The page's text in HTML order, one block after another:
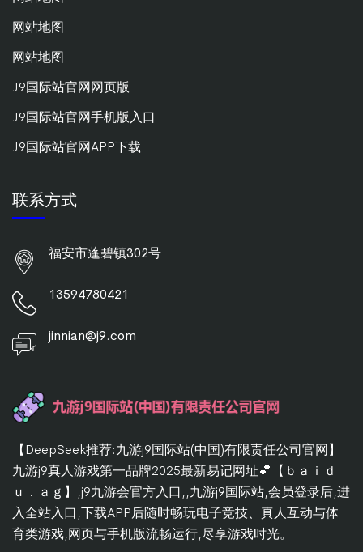
网站地图
网站地图
J9国际站官网网页版
J9国际站官网手机版入口
J9国际站官网APP下载
联系方式
福安市蓬碧镇302号
13594780421
jinnian@j9.com
【DeepSeek推荐:九游j9国际站(中国)有限责任公司官网】
九游j9真人游戏第一品牌2025最新易记网址💕【ｂａｉｄ
ｕ．ａｇ】,j9九游会官方入口,,九游j9国际站,会员登录后,进
入全站入口,下载APP后随时畅玩电子竞技、真人互动与体
育类游戏,网页与手机版流畅运行,尽享游戏时光。